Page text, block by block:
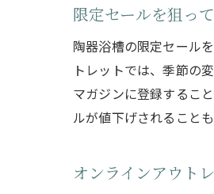
限定セールを狙っ
陶器浴槽の限定セール
トレットでは、季節の
マガジンに登録するこ
ルが値下げされること
オンラインアウト